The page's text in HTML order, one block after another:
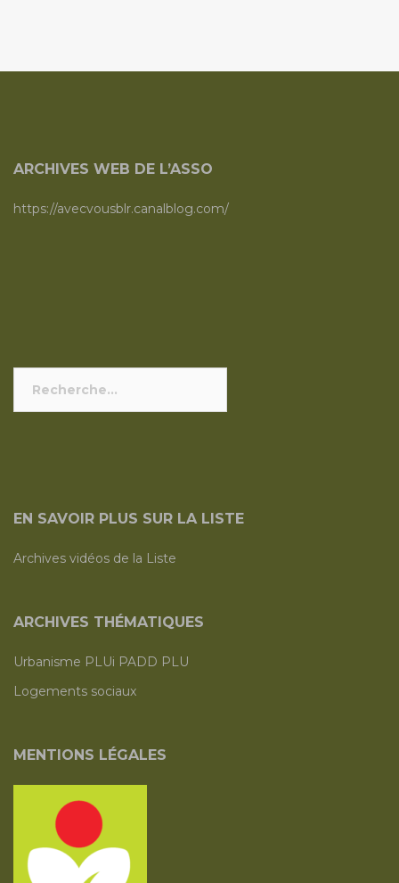
ARCHIVES WEB DE L’ASSO
https://avecvousblr.canalblog.com/
EN SAVOIR PLUS SUR LA LISTE
Archives vidéos de la Liste
ARCHIVES THÉMATIQUES
Urbanisme PLUi PADD PLU
Logements sociaux
MENTIONS LÉGALES